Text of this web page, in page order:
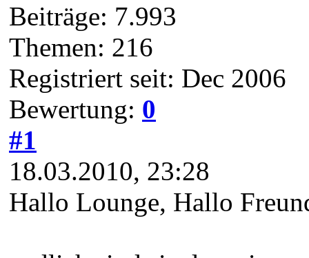
Beiträge: 7.993
Themen: 216
Registriert seit: Dec 2006
Bewertung: 0
#1
18.03.2010, 23:28
Hallo Lounge, Hallo